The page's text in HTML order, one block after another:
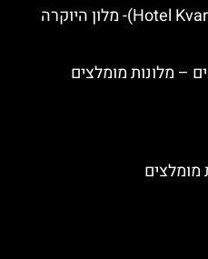
מלון קוורנר באופטייה (Hotel Kvarner)- מלון היוקרה